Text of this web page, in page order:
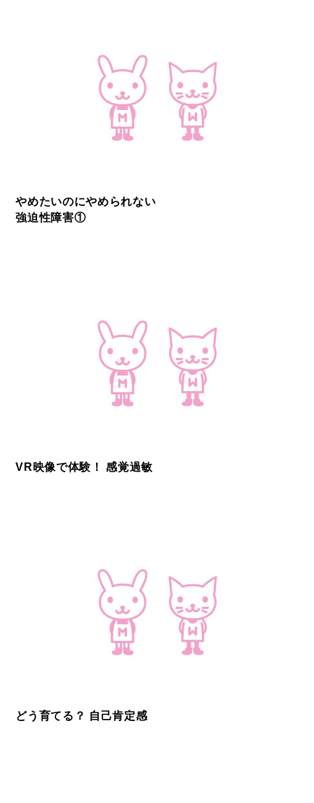
やめたいのにやめられない
強迫性障害①
VR映像で体験！ 感覚過敏
どう育てる？ 自己肯定感